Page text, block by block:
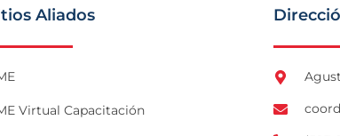
Aliados
Virtual Capacitación